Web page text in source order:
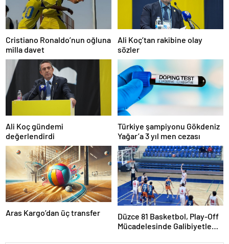
Cristiano Ronaldo’nun oğluna
milla davet
Ali Koç’tan rakibine olay
sözler
Ali Koç gündemi
değerlendirdi
Türkiye şampiyonu Gökdeniz
Yağar’a 3 yıl men cezası
Aras Kargo’dan üç transfer
Düzce 81 Basketbol, Play-Off
Mücadelesinde Galibiyetle